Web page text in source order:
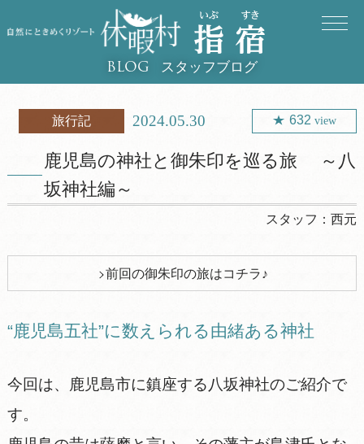
BLOG スタッフブログ
旅行記 2024.05.30 632 view
鹿児島の神社と御朱印を巡る旅 ～八
坂神社編～
スタッフ：西元
前回の御朱印の旅はコチラ♪
“鹿児島五社”に数えられる由緒ある神社
今回は、鹿児島市に鎮座する八坂神社のご紹介で
す。